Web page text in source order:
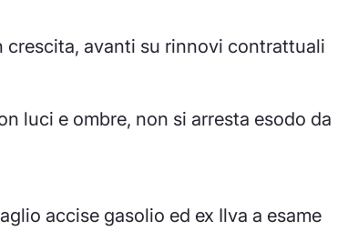
crescita, avanti su rinnovi contrattuali
luci e ombre, non si arresta esodo da
accise gasolio ed ex Ilva a esame